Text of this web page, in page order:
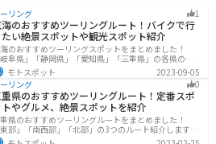
リング 1
海のおすすめツーリングルート！バイクで行
たい絶景スポットや観光スポット紹介
のおすすめツーリングスポットをまとめました！
岐阜県」「静岡県」「愛知県」「三重県」の各県の観
紹介します。自然豊かな山々や湖、温泉地が点在
四季折々の景色を楽しめるスポットが多数ありま
バイクで東海にツーリングに行く際は参考にしてく
い。
モトスポット
2023-09-05
リング
0
重県のおすすめツーリングルート！定番スポ
トやグルメ、絶景スポットを紹介
県のおすすめツーリングルートをまとめました！
東部」「南西部」「北部」の3つのルート紹介します。
の高いスカイラインからリアス式海岸まであるの